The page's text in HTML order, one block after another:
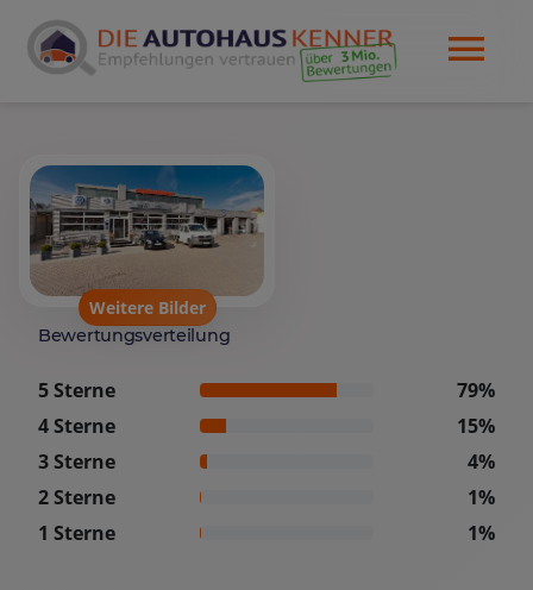
Weitere Bilder
Bewertungsverteilung
5 Sterne
79%
4 Sterne
15%
3 Sterne
4%
2 Sterne
1%
1 Sterne
1%